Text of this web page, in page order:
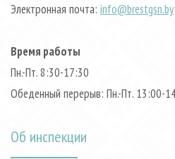
Электронная почта: info@brestgsn.by
Время работы
Пн.-Пт. 8:30-17:30
Обеденный перерыв: Пн.-Пт. 13:00-
Об инспекции